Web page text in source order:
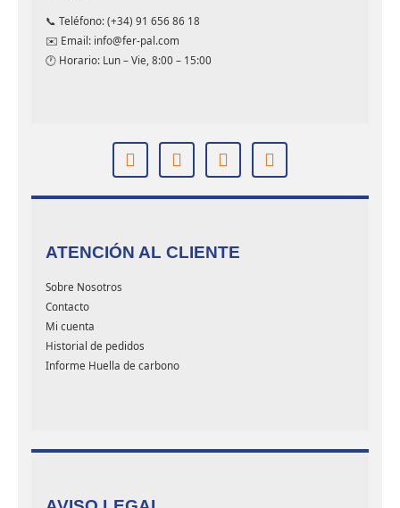
📞 Teléfono: (+34) 91 656 86 18
✉️ Email: info@fer-pal.com
🕐 Horario: Lun – Vie, 8:00 – 15:00
ATENCIÓN AL CLIENTE
Sobre Nosotros
Contacto
Mi cuenta
Historial de pedidos
Informe Huella de carbono